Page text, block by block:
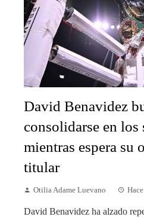
David Benavidez
consolidarse en los
mientras espera su
titular
Otilia Adame Luevano
David Benavidez ha alzado